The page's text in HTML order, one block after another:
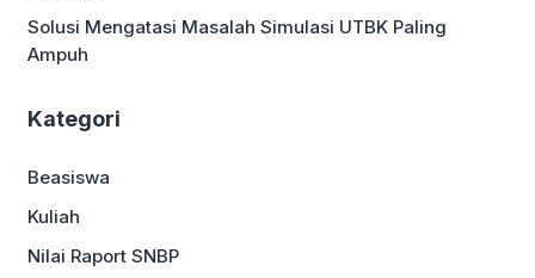
Solusi Mengatasi Masalah Simulasi UTBK Paling
Ampuh
Kategori
Beasiswa
Kuliah
Nilai Raport SNBP